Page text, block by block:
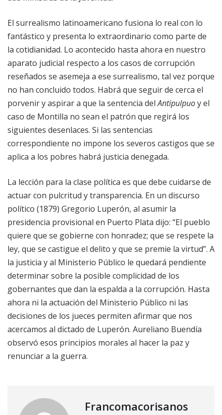
El surrealismo latinoamericano fusiona lo real con lo
fantástico y presenta lo extraordinario como parte de
la cotidianidad. Lo acontecido hasta ahora en nuestro
aparato judicial respecto a los casos de corrupción
reseñados se asemeja a ese surrealismo, tal vez porque
no han concluido todos. Habrá que seguir de cerca el
porvenir y aspirar a que la sentencia delAntipulpuoy el
caso de Montilla no sean el patrón que regirá los
siguientes desenlaces. Si las sentencias
correspondiente no impone los severos castigos que se
aplica a los pobres habrá justicia denegada.
La lección para la clase política es que debe cuidarse de
actuar con pulcritud y transparencia. En un discurso
político (1879) Gregorio Luperón, al asumir la
presidencia provisional en Puerto Plata dijo: “El pueblo
quiere que se gobierne con honradez; que se respete la
ley, que se castigue el delito y que se premie la virtud”. A
la justicia y al Ministerio Público le quedará pendiente
determinar sobre la posible complicidad de los
gobernantes que dan la espalda a la corrupción. Hasta
ahora ni la actuación del Ministerio Público ni las
decisiones de los jueces permiten afirmar que nos
acercamos al dictado de Luperón. Aureliano Buendía
observó esos principios morales al hacer la paz y
renunciar a la guerra.
Francomacorisanos